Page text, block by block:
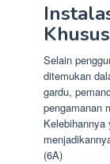
Khusus
Selain
ditemukan
gardu,
pengamanan
Kelebihannya
(6A)